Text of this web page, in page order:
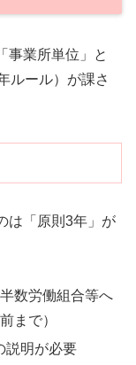
事業所単位」と
ルール）が課さ
は「原則3年」が
数労働組合等へ
まで）
説明が必要